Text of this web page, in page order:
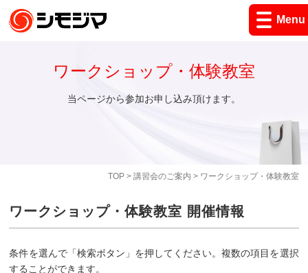
Menu
TOP> 講習会のご案内 > ワークショップ・体験教室
ワークショップ・体験教室
当ページから参加お申し込み頂けます。
ワークショップ・体験教室 開催情報
条件を選んで「検索ボタン」を押してください。複数の項目を選択
することができます。